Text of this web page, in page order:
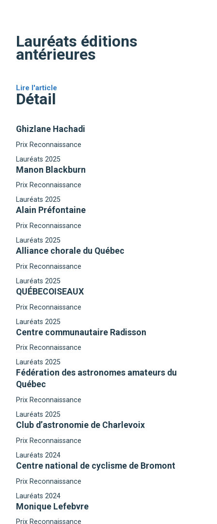
Lauréats éditions
antérieures
Lire l'article
Détail
Ghizlane Hachadi
Prix Reconnaissance
Lauréats 2025
Manon Blackburn
Prix Reconnaissance
Lauréats 2025
Alain Préfontaine
Prix Reconnaissance
Lauréats 2025
Alliance chorale du Québec
Prix Reconnaissance
Lauréats 2025
QUÉBECOISEAUX
Prix Reconnaissance
Lauréats 2025
Centre communautaire Radisson
Prix Reconnaissance
Lauréats 2025
Fédération des astronomes amateurs du
Québec
Prix Reconnaissance
Lauréats 2025
Club d’astronomie de Charlevoix
Prix Reconnaissance
Lauréats 2024
Centre national de cyclisme de Bromont
Prix Reconnaissance
Lauréats 2024
Monique Lefebvre
Prix Reconnaissance